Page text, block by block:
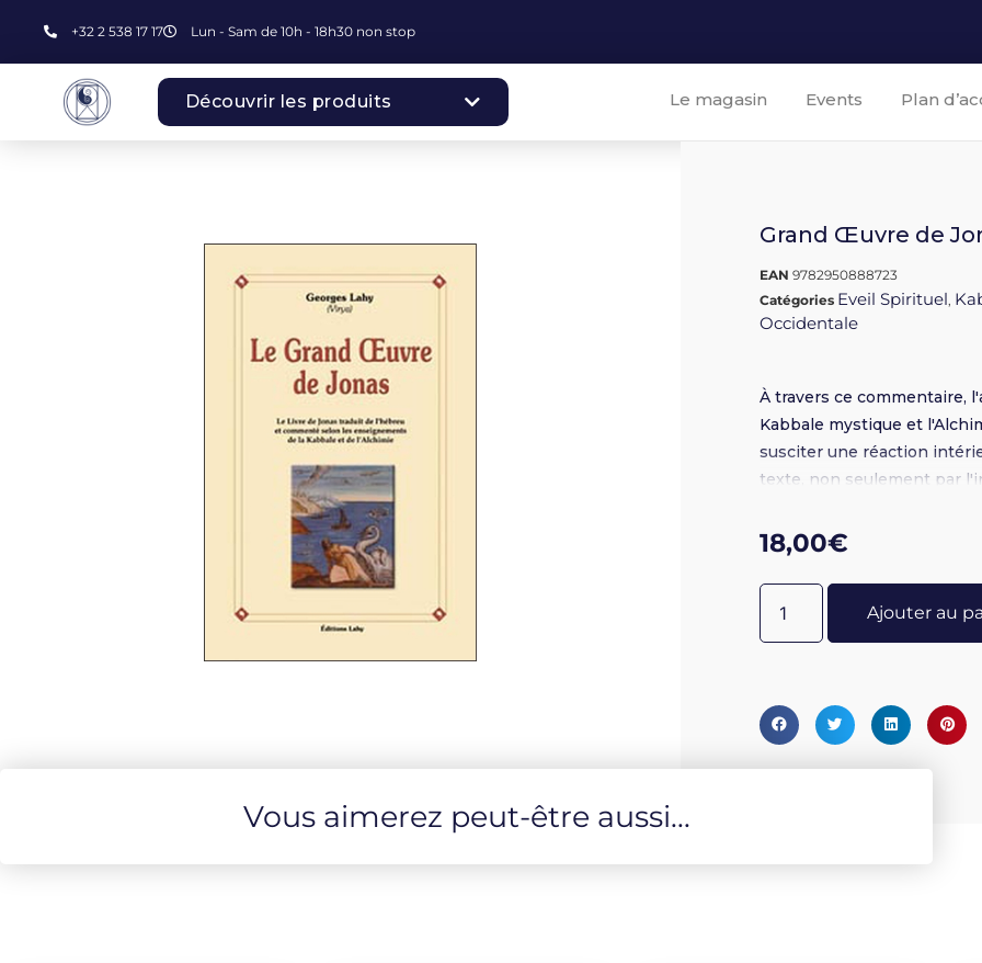
+32 2 538 17 17 Lun - Sam de 10h - 18h30 non stop
Découvrir les produits Le magasin Events Plan
Grand Œuvre de
EAN9782950888723
Catégories Eveil Spirituel,
Occidentale
À travers ce commentaire,
Kabbale mystique et
susciter une réaction
texte, non seulement par
18,00€
Ajouter au
Vous aimerez peut-être aussi...